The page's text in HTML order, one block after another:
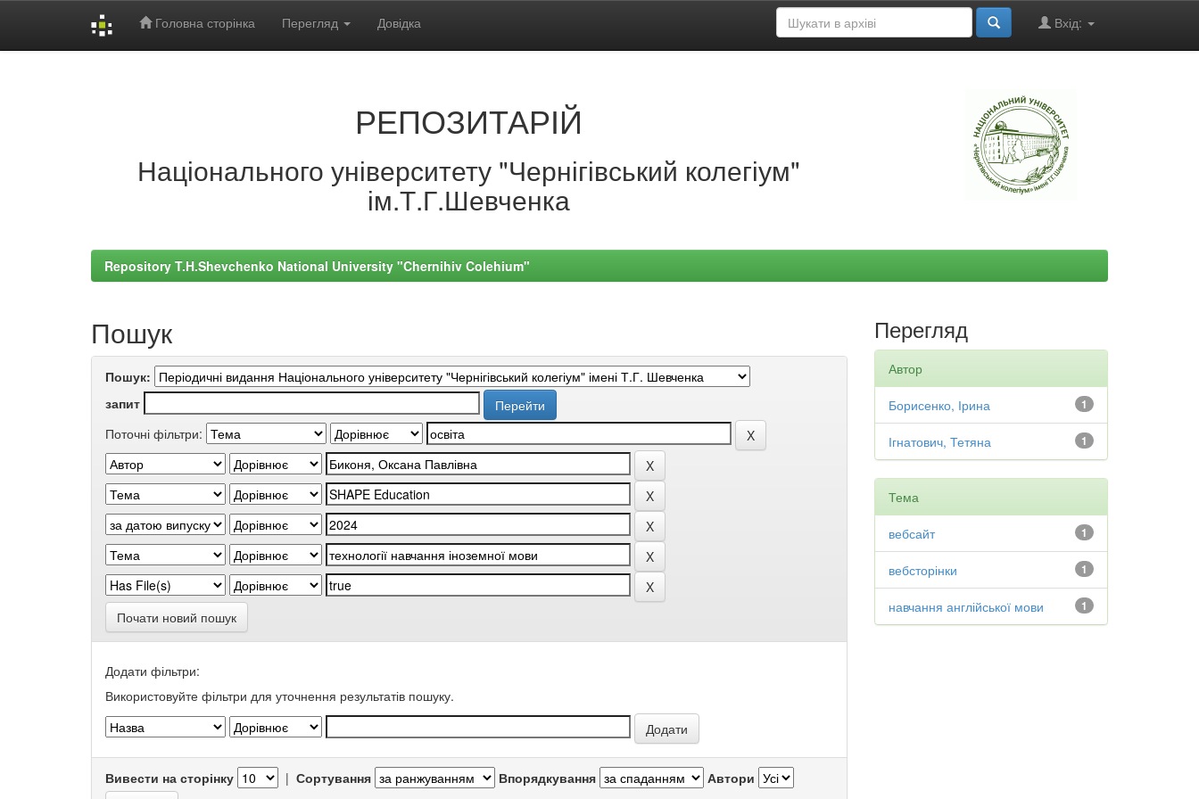
Головна сторінка Перегляд Довідка Вхід:
РЕПОЗИТАРІЙ
Національного університету "Чернігівський колегіум"
ім.Т.Г.Шевченка
Repository T.H.Shevchenko National University "Chernihiv Colehium"
Пошук
Пошук:
запит
Поточні фільтри:
Почати новий пошук
Додати фільтри:
Використовуйте фільтри для уточнення результатів пошуку.
Вивести на сторінку | Сортування Впорядкування Автори
Перегляд
Автор
1
Борисенко, Ірина
1
Ігнатович, Тетяна
Тема
1
вебсайт
1
вебсторінки
1
навчання англійської мови